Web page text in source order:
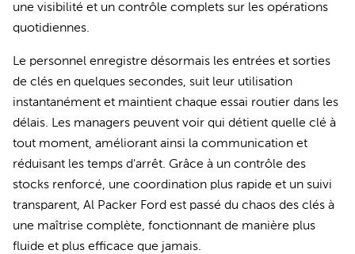
une visibilité et un contrôle complets sur les opérations
quotidiennes.
Le personnel enregistre désormais les entrées et sorties
de clés en quelques secondes, suit leur utilisation
instantanément et maintient chaque essai routier dans les
délais. Les managers peuvent voir qui détient quelle clé à
tout moment, améliorant ainsi la communication et
réduisant les temps d'arrêt. Grâce à un contrôle des
stocks renforcé, une coordination plus rapide et un suivi
transparent, Al Packer Ford est passé du chaos des clés à
une maîtrise complète, fonctionnant de manière plus
fluide et plus efficace que jamais.